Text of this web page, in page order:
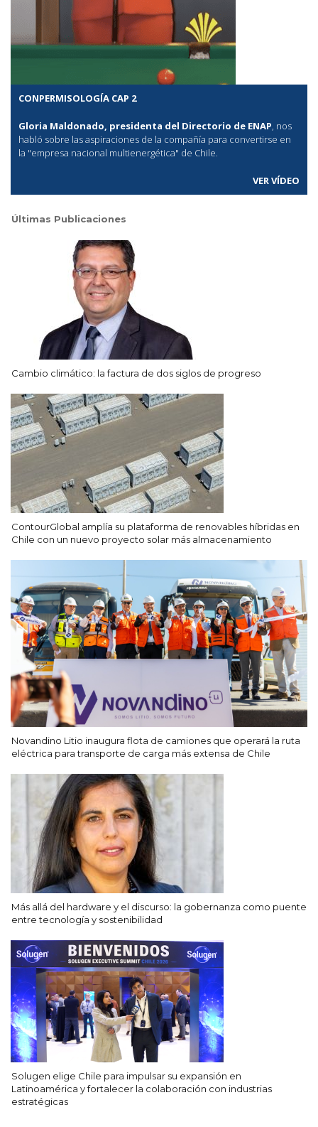
CONPERMISOLOGÍA CAP 2
Gloria Maldonado, presidenta del Directorio de ENAP , nos
habló sobre las aspiraciones de la compañía para convertirse en
la "empresa nacional multienergética" de Chile.
VER VÍDEO
Últimas Publicaciones
Cambio climático: la factura de dos siglos de progreso
ContourGlobal amplía su plataforma de renovables híbridas en
Chile con un nuevo proyecto solar más almacenamiento
Novandino Litio inaugura flota de camiones que operará la ruta
eléctrica para transporte de carga más extensa de Chile
Más allá del hardware y el discurso: la gobernanza como puente
entre tecnología y sostenibilidad
Solugen elige Chile para impulsar su expansión en
Latinoamérica y fortalecer la colaboración con industrias
estratégicas